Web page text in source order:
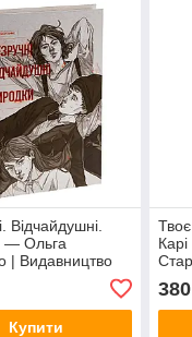
Відчайдушні.
— Ольга
| Видавництво
нова, тверда
Купити
380